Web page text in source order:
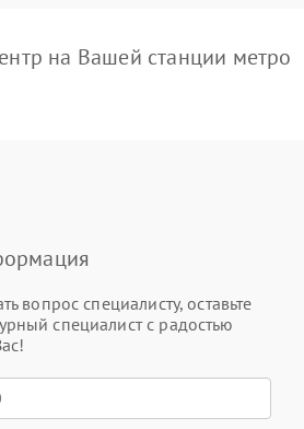
на Вашей станции метро
вопрос специалисту, оставьте
специалист с радостью